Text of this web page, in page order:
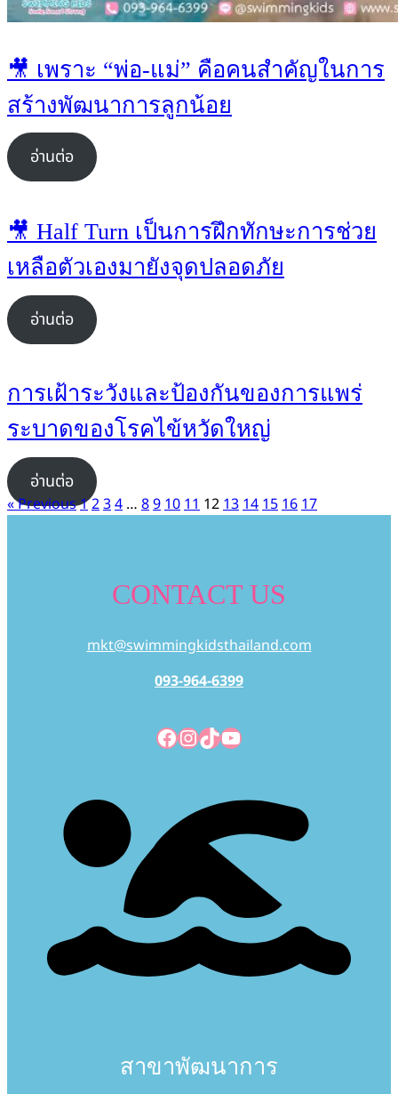
🎥 เพราะ “พ่อ-แม่” คือคนสำคัญในการ
สร้างพัฒนาการลูกน้อย
อ่านต่อ
🎥 Half Turn เป็นการฝึกทักษะการช่วย
เหลือตัวเองมายังจุดปลอดภัย
อ่านต่อ
การเฝ้าระวังและป้องกันของการแพร่
ระบาดของโรคไข้หวัดใหญ่
อ่านต่อ
« Previous1234 … 891011 121314151617
CONTACT US
mkt@swimmingkidsthailand.com
093-964-6399
Facebook
Instagram
TikTok
YouTube
สาขาพัฒนาการ